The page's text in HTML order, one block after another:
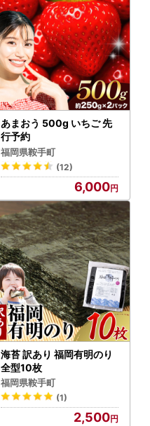
あまおう 500g いちご 先
行予約
福岡県鞍手町
(12)
6,000
海苔 訳あり 福岡有明のり
全型10枚
福岡県鞍手町
(1)
2,500